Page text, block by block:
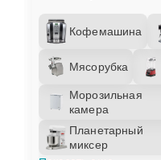
Кофемашина
Мясорубка
Морозильная
камера
Планетарный
миксер